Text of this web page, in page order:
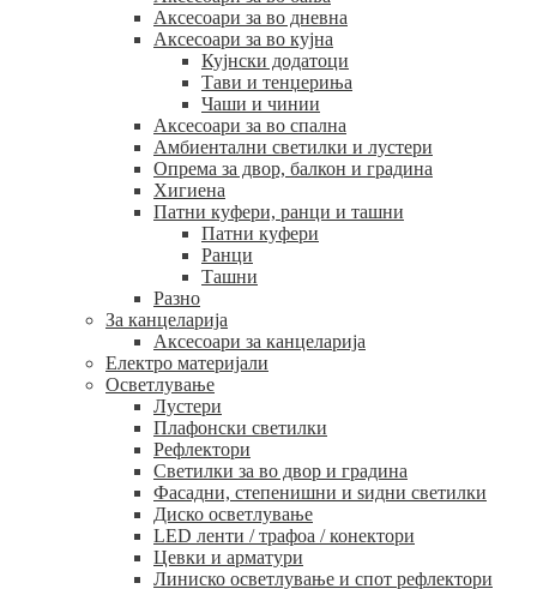
Аксесоари за во дневна
Аксесоари за во кујна
Кујнски додатоци
Тави и тенџериња
Чаши и чинии
Аксесоари за во спална
Амбиентални светилки и лустери
Опрема за двор, балкон и градина
Хигиена
Патни куфери, ранци и ташни
Патни куфери
Ранци
Ташни
Разно
За канцеларија
Аксесоари за канцеларија
Електро материјали
Осветлување
Лустери
Плафонски светилки
Рефлектори
Светилки за во двор и градина
Фасадни, степенишни и ѕидни светилки
Диско осветлување
LED ленти / трафоа / конектори
Цевки и арматури
Линиско осветлување и спот рефлектори